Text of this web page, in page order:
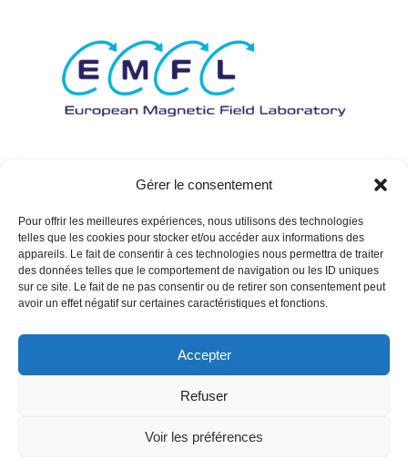
Gérer le consentement
Pour offrir les meilleures expériences, nous utilisons des technologies
telles que les cookies pour stocker et/ou accéder aux informations des
appareils. Le fait de consentir à ces technologies nous permettra de traiter
des données telles que le comportement de navigation ou les ID uniques
sur ce site. Le fait de ne pas consentir ou de retirer son consentement peut
avoir un effet négatif sur certaines caractéristiques et fonctions.
Accepter
Refuser
Voir les préférences